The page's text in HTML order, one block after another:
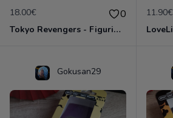
18.00€ 0
Tokyo Revengers - Figurine Tetta Kisaki - Banpresto Qposket Bandai Namco
11.90€
Gokusan29